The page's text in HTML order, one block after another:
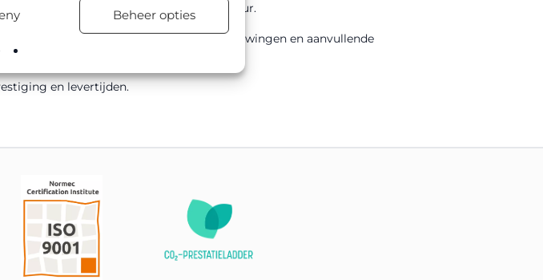
Beheer opties
wat zorgt voor een lange levensduur.
gebruikt voor route-aanduiding, waarschuwingen en aanvullende
en levertijden.